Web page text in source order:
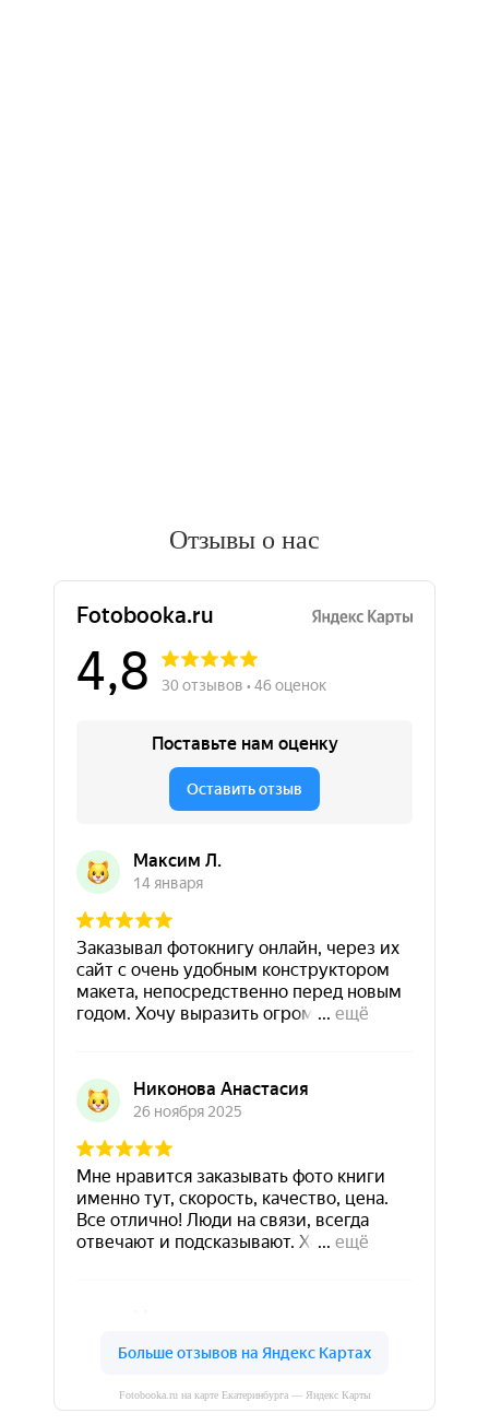
Отзывы о нас
Fotobooka.ru на карте Екатеринбурга — Яндекс Карты